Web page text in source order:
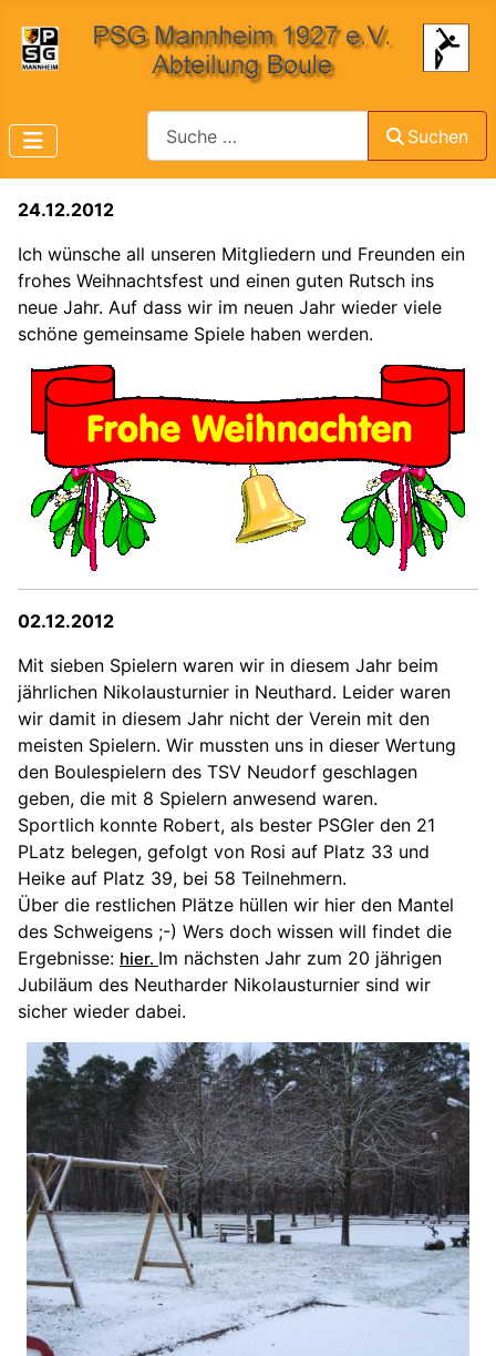
Suchen
24.12.2012
Ich wünsche all unseren Mitgliedern und Freunden ein
frohes Weihnachtsfest und einen guten Rutsch ins
neue Jahr. Auf dass wir im neuen Jahr wieder viele
schöne gemeinsame Spiele haben werden.
02.12.2012
Mit sieben Spielern waren wir in diesem Jahr beim
jährlichen Nikolausturnier in Neuthard. Leider waren
wir damit in diesem Jahr nicht der Verein mit den
meisten Spielern. Wir mussten uns in dieser Wertung
den Boulespielern des TSV Neudorf geschlagen
geben, die mit 8 Spielern anwesend waren.
Sportlich konnte Robert, als bester PSGler den 21
PLatz belegen, gefolgt von Rosi auf Platz 33 und
Heike auf Platz 39, bei 58 Teilnehmern.
Über die restlichen Plätze hüllen wir hier den Mantel
des Schweigens ;-) Wers doch wissen will findet die
Ergebnisse: hier. Im nächsten Jahr zum 20 jährigen
Jubiläum des Neutharder Nikolausturnier sind wir
sicher wieder dabei.